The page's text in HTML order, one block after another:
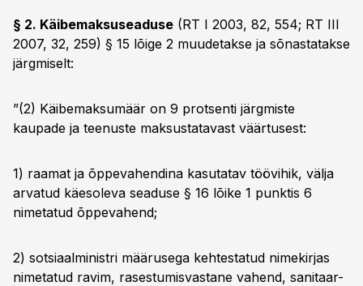
§ 2. Käibemaksuseaduse (RT I 2003, 82, 554; RT III
2007, 32, 259) § 15 lõige 2 muudetakse ja sõnastatakse
järgmiselt:
”(2) Käibemaksumäär on 9 protsenti järgmiste
kaupade ja teenuste maksustatavast väärtusest:
1) raamat ja õppevahendina kasutatav töövihik, välja
arvatud käesoleva seaduse § 16 lõike 1 punktis 6
nimetatud õppevahend;
2) sotsiaalministri määrusega kehtestatud nimekirjas
nimetatud ravim, rasestumisvastane vahend, sanitaar-